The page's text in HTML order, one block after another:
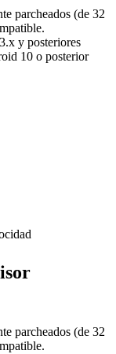
parcheados (de 32
y posteriores
10 o posterior
parcheados (de 32